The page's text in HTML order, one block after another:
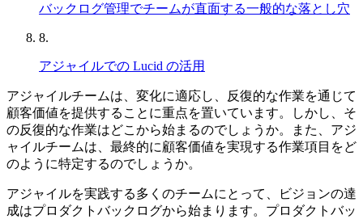
バックログ管理でチームが直面する一般的な落とし穴
8.
アジャイルでの Lucid の活用
アジャイルチームは、変化に適応し、反復的な作業を通じて
顧客価値を提供することに重点を置いています。しかし、そ
の反復的な作業はどこから始まるのでしょうか。また、アジ
ャイルチームは、最終的に顧客価値を実現する作業項目をど
のように特定するのでしょうか。
アジャイルを実践する多くのチームにとって、ビジョンの達
成はプロダクトバックログから始まります。プロダクトバッ